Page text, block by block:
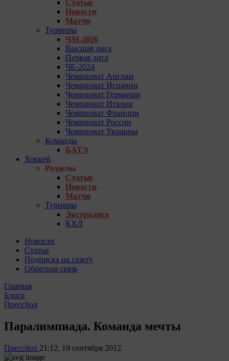
Статьи
Новости
Матчи
Турниры
ЧМ-2026
Высшая лига
Первая лига
ЧЕ-2024
Чемпионат Англии
Чемпионат Испании
Чемпионат Германии
Чемпионат Италии
Чемпионат Франции
Чемпионат России
Чемпионат Украины
Команды
БАТЭ
Хоккей
Разделы
Статьи
Новости
Матчи
Турниры
Экстралига
КХЛ
Новости
Статьи
Подписка на газету
Обратная связь
Главная
Блоги
Прессбол
Паралимпиада. Команда мечты
Прессбол 21:12, 19 сентября 2012